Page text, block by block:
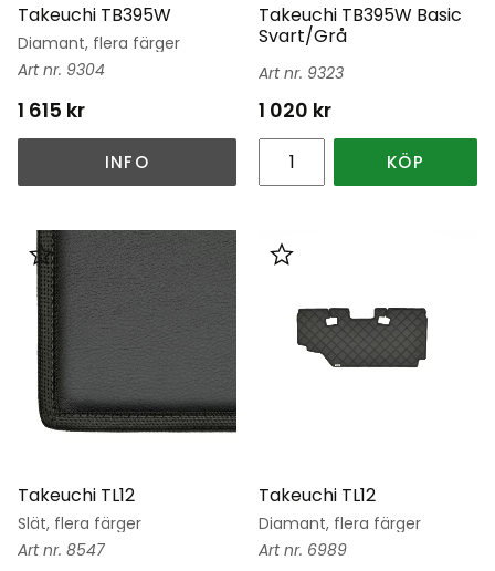
Takeuchi TB395W
Diamant, flera färger
9304
1 615 kr
INFO
Takeuchi TB395W Basic
Svart/Grå
9323
1 020 kr
KÖP
Takeuchi TL12
Slät, flera färger
8547
Lägg till i favoriter
Takeuchi TL12
Diamant, flera färger
6989
Lägg till i favoriter